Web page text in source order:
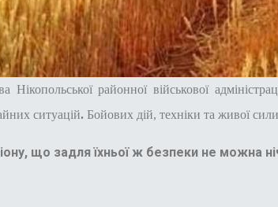
Нікопольської районної військової
ситуацій. Бойових дій, техніки та живої
що задля їхньої ж безпеки не можна